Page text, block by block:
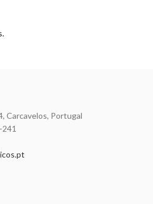
Carcavelos, Portugal